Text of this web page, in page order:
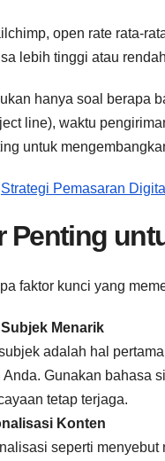
open rate rata-
lebih tinggi atau
hanya soal berapa
line), waktu
untuk
Strategi Pemasaran
Penting
faktor kunci yang
Menarik
adalah hal
Anda. Gunakan bahasa
tetap terjaga.
Konten
seperti